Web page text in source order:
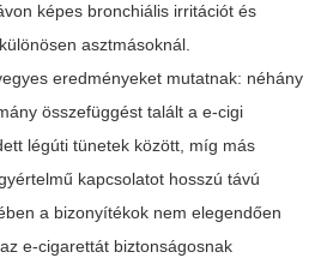
képes bronchiális irritációt és
asztmásoknál.
eredményeket mutatnak: néhány
összefüggést talált a e-cigi
légúti tünetek között, míg más
kapcsolatot hosszú távú
a bizonyítékok nem elegendően
e-cigarettát biztonságosnak